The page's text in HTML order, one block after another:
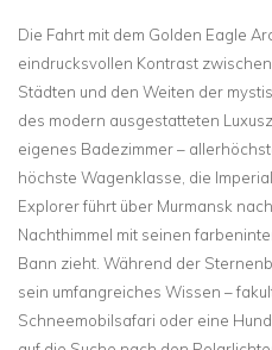
Die Fahrt mit dem Golden Eagle
eindrucksvollen Kontrast
Städten und den Weiten der
des modern ausgestatteten
eigenes Badezimmer –
höchste Wagenklasse, die
Explorer führt über Murmansk
Nachthimmel mit seinen
Bann zieht. Während der
sein umfangreiches Wissen –
Schneemobilsafari oder eine